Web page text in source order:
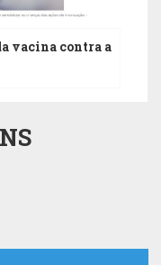
vacina contra a